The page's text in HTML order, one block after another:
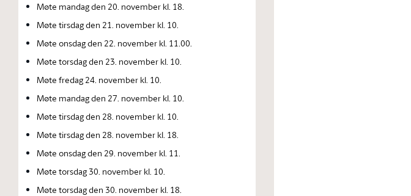
Møte mandag den 20. november kl. 18.
Møte tirsdag den 21. november kl. 10.
Møte onsdag den 22. november kl. 11.00.
Møte torsdag den 23. november kl. 10.
Møte fredag 24. november kl. 10.
Møte mandag den 27. november kl. 10.
Møte tirsdag den 28. november kl. 10.
Møte tirsdag den 28. november kl. 18.
Møte onsdag den 29. november kl. 11.
Møte torsdag 30. november kl. 10.
Møte torsdag den 30. november kl. 18.